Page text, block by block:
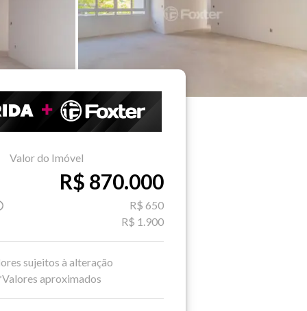
Valor do Imóvel
R$ 870.000
R$ 650
R$ 1.900
sujeitos à alteração
aproximados